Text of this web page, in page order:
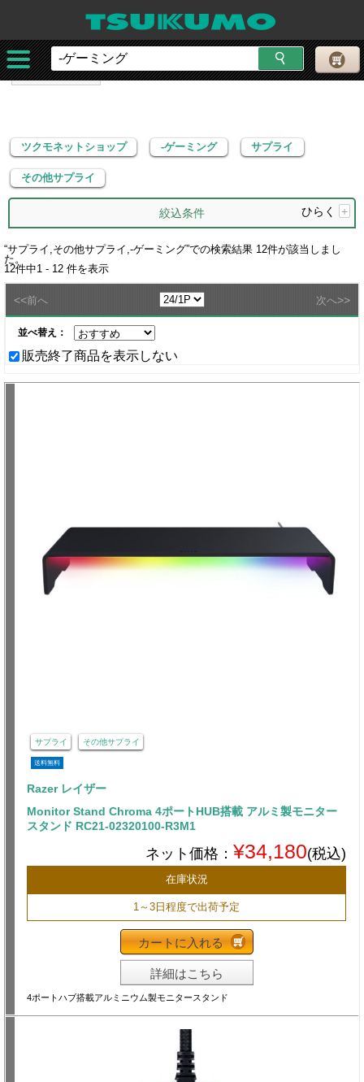
ツクモネットショップ
サプライ
その他サプライ
ツクモネットショップ -ゲーミング サプライ
その他サプライ
絞込条件 ひらく +
“サプライ,その他サプライ,-ゲーミング”での検索結果 12件が該当しまし
た。
12件中1 - 12 件を表示
<<前へ 次へ>>
並べ替え：
販売終了商品を表示しない
サプライ その他サプライ
送料無料
Razer レイザー
Monitor Stand Chroma 4ポートHUB搭載 アルミ製モニター
スタンド RC21-02320100-R3M1
ネット価格： ¥34,180(税込)
在庫状況
1～3日程度で出荷予定
カートに入れる
詳細はこちら
4ポートハブ搭載アルミニウム製モニタースタンド